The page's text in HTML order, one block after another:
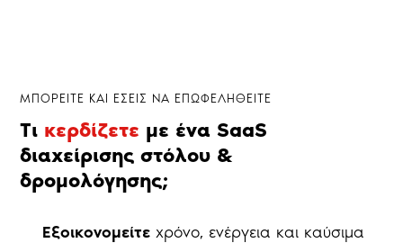
ΜΠΟΡΕΙΤΕ ΚΑΙ ΕΣΕΙΣ ΝΑ ΕΠΩΦΕΛΗΘΕΙΤΕ
Τι κερδίζετε με ένα SaaS
διαχείρισης στόλου &
δρομολόγησης;
Εξοικονομείτε χρόνο, ενέργεια και καύσιμα